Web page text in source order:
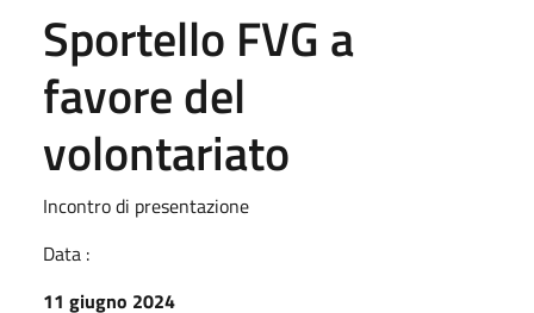
Sportello FVG a
favore del
volontariato
Incontro di presentazione
Data :
11 giugno 2024